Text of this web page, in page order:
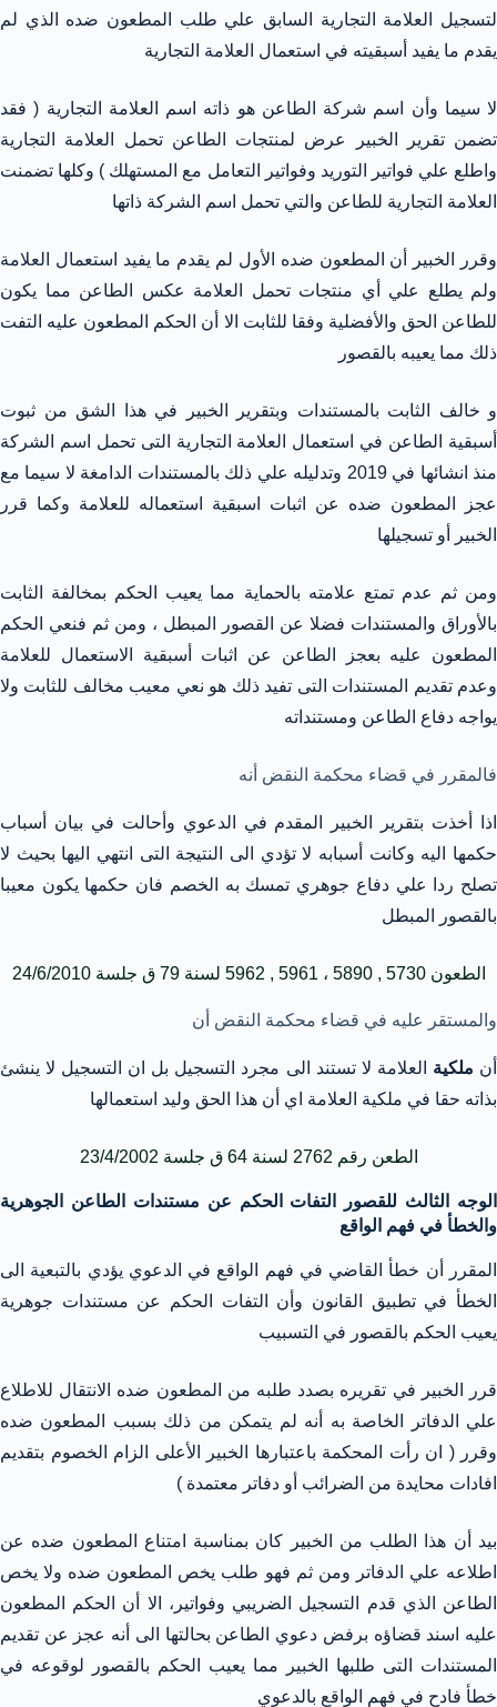
لتسجيل العلامة التجارية السابق علي طلب المطعون ضده الذي لم
يقدم ما يفيد أسبقيته في استعمال العلامة التجارية
لا سيما وأن اسم شركة الطاعن هو ذاته اسم العلامة التجارية ( فقد
تضمن تقرير الخبير عرض لمنتجات الطاعن تحمل العلامة التجارية
واطلع علي فواتير التوريد وفواتير التعامل مع المستهلك ) وكلها تضمنت
العلامة التجارية للطاعن والتي تحمل اسم الشركة ذاتها
وقرر الخبير أن المطعون ضده الأول لم يقدم ما يفيد استعمال العلامة
ولم يطلع علي أي منتجات تحمل العلامة عكس الطاعن مما يكون
للطاعن الحق والأفضلية وفقا للثابت الا أن الحكم المطعون عليه التفت
ذلك مما يعيبه بالقصور
و خالف الثابت بالمستندات وبتقرير الخبير في هذا الشق من ثبوت
أسبقية الطاعن في استعمال العلامة التجارية التى تحمل اسم الشركة
منذ انشائها في 2019 وتدليله علي ذلك بالمستندات الدامغة لا سيما مع
عجز المطعون ضده عن اثبات اسبقية استعماله للعلامة وكما قرر
الخبير أو تسجيلها
ومن ثم عدم تمتع علامته بالحماية مما يعيب الحكم بمخالفة الثابت
بالأوراق والمستندات فضلا عن القصور المبطل ، ومن ثم فنعي الحكم
المطعون عليه بعجز الطاعن عن اثبات أسبقية الاستعمال للعلامة
وعدم تقديم المستندات التى تفيد ذلك هو نعي معيب مخالف للثابت ولا
يواجه دفاع الطاعن ومستنداته
فالمقرر في قضاء محكمة النقض أنه
اذا أخذت بتقرير الخبير المقدم في الدعوي وأحالت في بيان أسباب
حكمها اليه وكانت أسبابه لا تؤدي الى النتيجة التى انتهي اليها بحيث لا
تصلح ردا علي دفاع جوهري تمسك به الخصم فان حكمها يكون معيبا
بالقصور المبطل
الطعون 5730 , 5890 ، 5961 , 5962 لسنة 79 ق جلسة 24/6/2010
والمستقر عليه في قضاء محكمة النقض أن
أن ملكية
العلامة لا تستند الى مجرد التسجيل بل ان التسجيل لا ينشئ
بذاته حقا في ملكية العلامة اي أن هذا الحق وليد استعمالها
الطعن رقم 2762 لسنة 64 ق جلسة 23/4/2002
الوجه الثالث للقصور التفات الحكم عن مستندات الطاعن الجوهرية
والخطأ في فهم الواقع
المقرر أن خطأ القاضي في فهم الواقع في الدعوي يؤدي بالتبعية الى
الخطأ في تطبيق القانون وأن التفات الحكم عن مستندات جوهرية
يعيب الحكم بالقصور في التسبيب
قرر الخبير في تقريره بصدد طلبه من المطعون ضده الانتقال للاطلاع
علي الدفاتر الخاصة به أنه لم يتمكن من ذلك بسبب المطعون ضده
وقرر ( ان رأت المحكمة باعتبارها الخبير الأعلى الزام الخصوم بتقديم
افادات محايدة من الضرائب أو دفاتر معتمدة )
بيد أن هذا الطلب من الخبير كان بمناسبة امتناع المطعون ضده عن
اطلاعه علي الدفاتر ومن ثم فهو طلب يخص المطعون ضده ولا يخص
الطاعن الذي قدم التسجيل الضريبي وفواتير، الا أن الحكم المطعون
عليه اسند قضاؤه برفض دعوي الطاعن بحالتها الى أنه عجز عن تقديم
المستندات التى طلبها الخبير مما يعيب الحكم بالقصور لوقوعه في
خطأ فادح في فهم الواقع بالدعوي